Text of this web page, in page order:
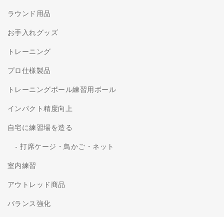
ラウンド用品
お手入れグッズ
トレーニング
プロ仕様製品
トレーニングボール練習用ボール
インパクト精度向上
自宅に練習場を造る
打席ケージ・鳥かご・ネット
室内練習
アウトレッド商品
バランス強化